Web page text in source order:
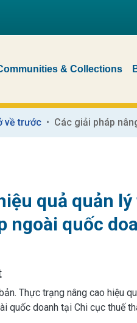
& Collections
về trước
quả quản
ngoài quốc
Thực trạng nâng cao hiệu
quốc doanh tại Chi cục thuế